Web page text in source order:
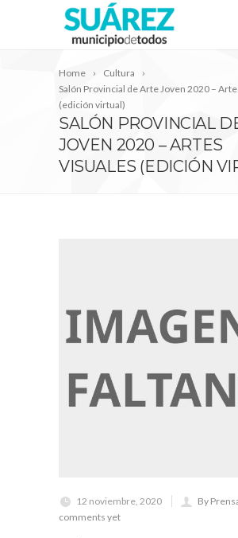
Home
Cultura
Salón Provincial de Arte Joven 2020 –
(edición virtual)
SALÓN PROVINCIAL
JOVEN 2020 – ARTES
VISUALES (EDICIÓN
12 noviembre, 2020 By
comments yet